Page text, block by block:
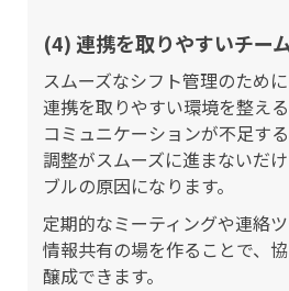
(4) 連携を取りやすいチー
スムーズなシフト管理のため
連携を取りやすい環境を整える
コミュニケーションが不足す
調整がスムーズに進まないだ
ブルの原因になります。
定期的なミーティングや連絡ツ
情報共有の場を作ることで、
醸成できます。